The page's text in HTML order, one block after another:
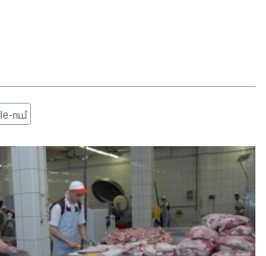
2026
ում